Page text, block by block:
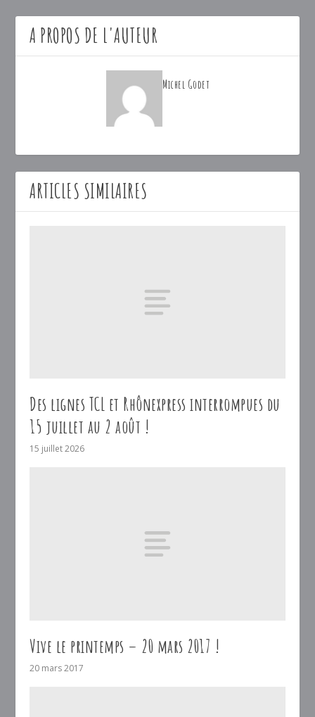
A PROPOS DE L'AUTEUR
Michel Godet
ARTICLES SIMILAIRES
Des lignes TCL et Rhônexpress interrompues du
15 juillet au 2 août !
15 juillet 2026
Vive le printemps – 20 mars 2017 !
20 mars 2017